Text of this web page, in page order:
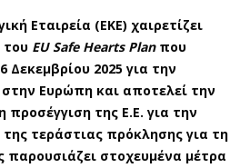
Εταιρεία (ΕΚΕ) χαιρετίζει
του EU Safe Hearts Plan που
Δεκεμβρίου 2025 για την
στην Ευρώπη και αποτελεί την
της Ε.Ε. για την
τεράστιας πρόκλησης για τη
παρουσιάζει στοχευμένα μέτρα